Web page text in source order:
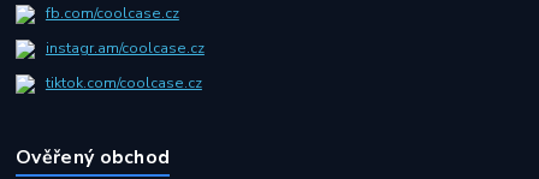
fb.com/coolcase.cz
instagr.am/coolcase.cz
tiktok.com/coolcase.cz
Ověřený obchod